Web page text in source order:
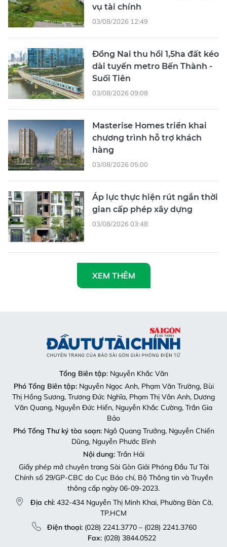
vụ tài chính
03/08/2026 12:49
Đồng Nai thu hồi 1,5ha đất kéo
dài tuyến metro Bến Thành -
Suối Tiên
03/08/2026 09:08
Masterise Homes triển khai
chương trình hỗ trợ khách
hàng
03/08/2026 05:00
Áp lực thực hiện rút ngắn thời
gian cấp phép xây dựng
03/08/2026 03:48
XEM THÊM
Tổng Biên tập: Nguyễn Khắc Văn
Phó Tổng Biên tập:Nguyễn Ngọc Anh, Phạm Văn Trường, Bùi
Thị Hồng Sương, Trương Đức Nghĩa, Phạm Thị Vân Anh, Dương
Văn Quang, Nguyễn Đức Hiển, Nguyễn Khắc Cường, Trần Gia
Bảo
Phó Tổng Thư ký tòa soạn:Ngô Quang Trưởng, Nguyễn Chiến
Dũng, Nguyễn Phước Bình
Nội dung:Trần Hải
Giấy phép mở chuyên trang Sài Gòn Giải Phóng Đầu Tư Tài
Chính số 29/GP-CBC do Cục Báo chí, Bộ Thông tin và Truyền
thông cấp ngày 06-09-2023.
Địa chỉ: 432-434 Nguyễn Thị Minh Khai, Phường Bàn Cờ,
TP.HCM
Điện thoại:(028) 2241.3770 – (028) 2241.3760
Fax:(028) 3844.0522